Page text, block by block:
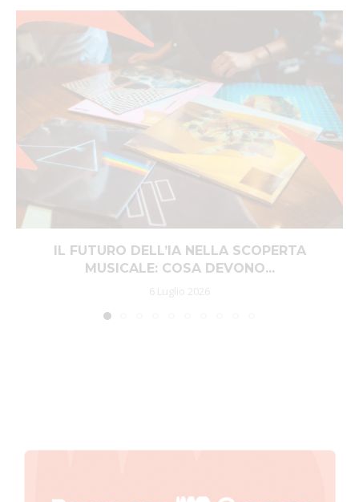
IL FUTURO DELL’IA NELLA SCOPERTA
MUSICALE: COSA DEVONO...
6 Luglio 2026